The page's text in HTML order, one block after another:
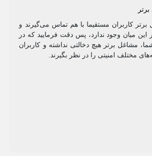
کاربران مستقیما با هم تماس می‌گیرند و
میان وجود ندارد، پس دقت فرمایید که در
مشاغل برتر هیچ دخالتی نداشته و کاربران
مختلف امنیتی را در نظر بگیرند.